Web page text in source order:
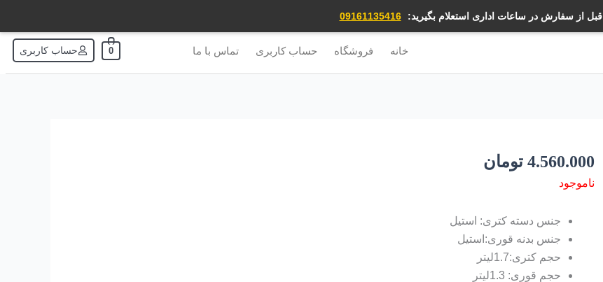
قبل از سفارش در ساعات اداری استعلام بگیرید: 09161135416
خانه فروشگاه حساب کاربری تماس با ما 0 حساب کاربری
4.560.000 تومان
ناموجود
جنس دسته کتری: استیل
جنس بدنه قوری:استیل
حجم کتری:1.7لیتر
حجم قوری: 1.3لیتر